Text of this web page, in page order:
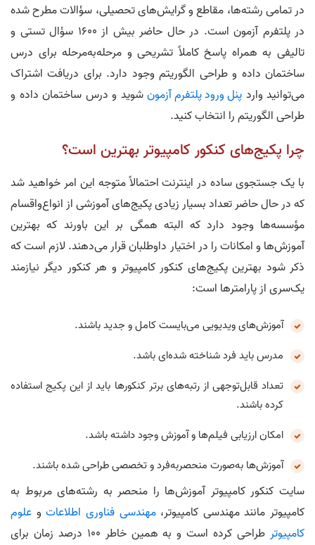
در تمامی رشته‌ها، مقاطع و گرایش‌های تحصیلی، سؤالات مطرح شده
در پلتفرم آزمون است. در حال حاضر بیش از 1600 سؤال تستی و
تالیفی به همراه پاسخ کاملاً تشریحی و مرحله‌به‌مرحله برای درس
ساختمان داده و طراحی الگوریتم وجود دارد. برای دریافت اشتراک
می‌توانید وارد پنل ورود پلتفرم آزمونشوید و درس ساختمان داده و
طراحی الگوریتم را انتخاب کنید.
چرا پکیج‌های کنکور کامپیوتر بهترین است؟
با یک جستجوی ساده در اینترنت احتمالاً متوجه این امر خواهید شد
که در حال حاضر تعداد بسیار زیادی پکیج‌های آموزشی از انواع‌واقسام
مؤسسه‌ها وجود دارد که البته همگی بر این باورند که بهترین
آموزش‌ها و امکانات را در اختیار داوطلبان قرار می‌دهند. لازم است که
ذکر شود بهترین پکیج‌های کنکور کامپیوتر و هر کنکور دیگر نیازمند
یک‌سری از پارامترها است:
آموزش‌های ویدیویی می‌بایست کامل و جدید باشند.
مدرس باید فرد شناخته شده‌ای باشد.
تعداد قابل‌توجهی از رتبه‌های برتر کنکورها باید از این پکیج استفاده
کرده باشند.
امکان ارزیابی فیلم‌ها و آموزش وجود داشته باشد.
آموزش‌ها به‌صورت منحصربه‌فرد و تخصصی طراحی شده باشند.
سایت کنکور کامپیوتر آموزش‌ها را منحصر به رشته‌های مربوط به
کامپیوتر مانند مهندسی کامپیوتر،مهندسی فناوری اطلاعاتو علوم
کامپیوتر
طراحی کرده است و به همین خاطر 100 درصد زمان برای